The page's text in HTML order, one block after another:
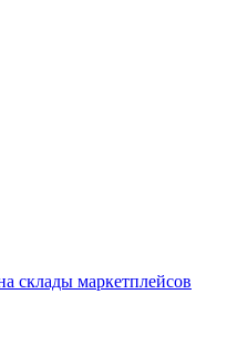
склады маркетплейсов